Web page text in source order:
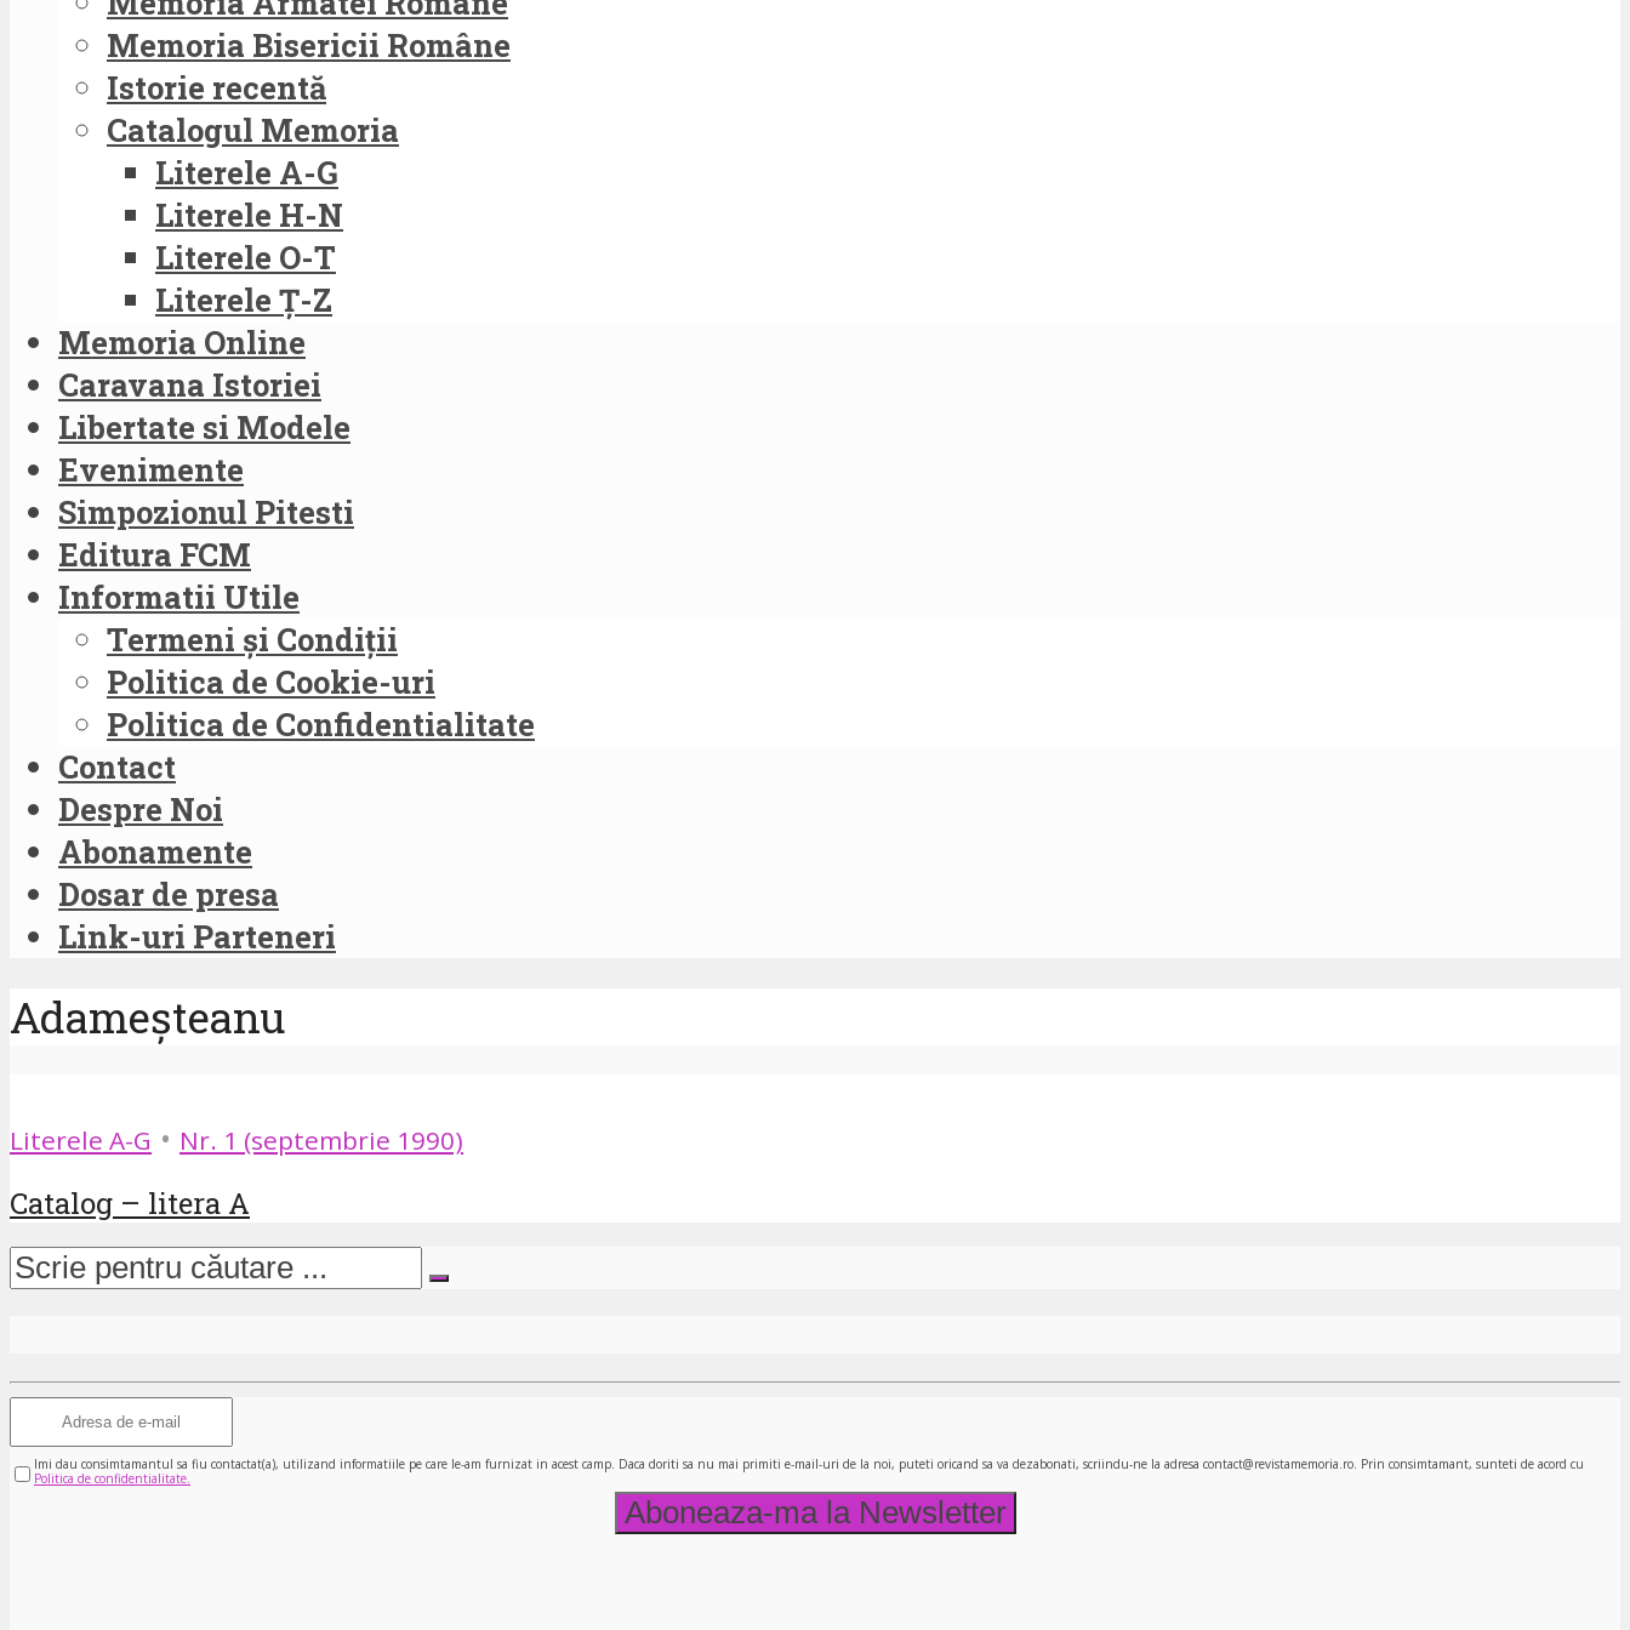
Memoria Bisericii Române
Istorie recentă
Catalogul Memoria
Literele A-G
Literele H-N
Literele O-T
Literele Ț-Z
Memoria Online
Caravana Istoriei
Libertate si Modele
Evenimente
Simpozionul Pitesti
Editura FCM
Informatii Utile
Termeni și Condiții
Politica de Cookie-uri
Politica de Confidentialitate
Contact
Despre Noi
Abonamente
Dosar de presa
Link-uri Parteneri
Adameșteanu
Literele A-G • Nr. 1 (septembrie 1990)
Catalog – litera A
Imi dau consimtamantul sa fiu contactat(a), utilizand informatiile pe care le-am furnizat in acest camp. Daca doriti sa nu mai primiti e-mail-uri de la noi, puteti oricand sa va dezabonati, scriindu-ne la adresa contact@revistamemoria.ro. Prin consimtamant, sunteti de acord cu
Politica de confidentialitate.